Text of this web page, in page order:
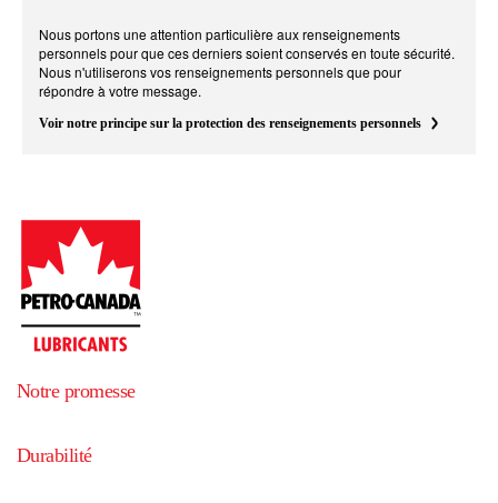
Nous portons une attention particulière aux renseignements
personnels pour que ces derniers soient conservés en toute sécurité.
Nous n'utiliserons vos renseignements personnels que pour
répondre à votre message.
Voir notre principe sur la protection des renseignements personnels
Notre promesse
Durabilité